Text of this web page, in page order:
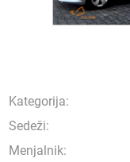
Kategorija:
Sedeži:
Menjalnik: